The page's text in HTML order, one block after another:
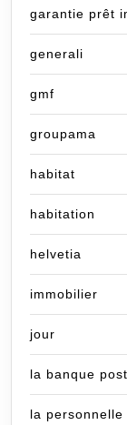
garantie prêt
generali
gmf
groupama
habitat
habitation
helvetia
immobilier
jour
la banque
la personnelle